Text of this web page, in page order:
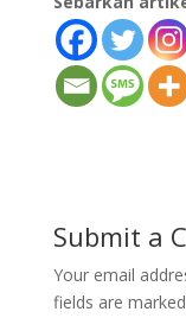
Submit a
Your email
fields are marked